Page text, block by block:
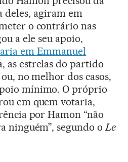
deles, agiram em
o contrário nas
a ele seu apoio,
em Emmanuel
as estrelas do partido
no melhor dos casos,
mínimo. O próprio
em quem votaria,
por Hamon “não
ninguém”, segundo oLe